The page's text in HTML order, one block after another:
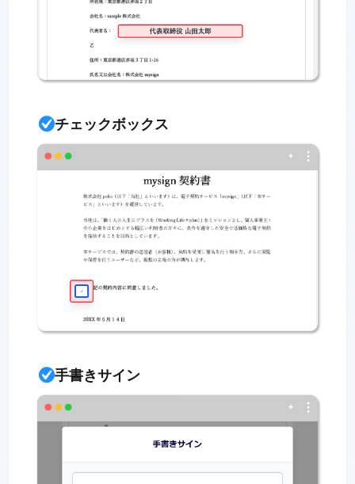
チェックボックス
手書きサイン